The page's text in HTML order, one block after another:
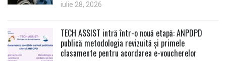
iulie 28, 2026
TECH ASSIST intră într-o nouă etapă: ANPDPD
publică metodologia revizuită și primele
clasamente pentru acordarea e-voucherelor